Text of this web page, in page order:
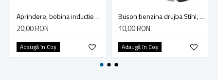
Aprindere, bobina inductie motocoasa chinezeasca TL43 TL 52, Ruris Dac 210, Dac 310
20,00 RON
Adaugă în Coş
Buson benzina drujba Stihl, model cu clapeta
10,00 RON
Adaugă în Coş